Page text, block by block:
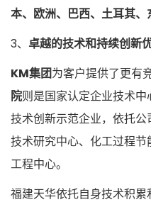
本、欧洲、巴西、土耳其、
3、 卓越的技术和持续创新
KM集团为客户提供了更有
院则是国家认定企业技术
技术创新示范企业，依托
技术研究中心、化工过程
工程中心。
福建天华依托自身技术积累